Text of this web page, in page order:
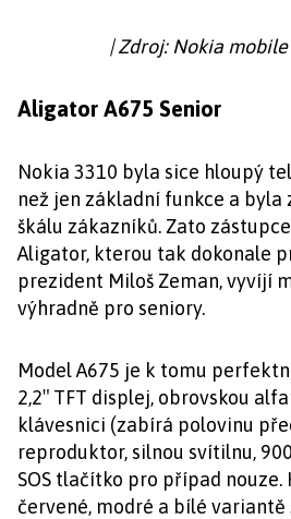
| Zdroj: Nokia
Aligator A675 Senior
Nokia 3310 byla sice hloupý
než jen základní funkce a byla
škálu zákazníků. Zato
Aligator, kterou tak dokonale
prezident Miloš Zeman, vyvíjí
výhradně pro seniory.
Model A675 je k tomu
2,2″ TFT displej, obrovskou
klávesnici (zabírá polovinu
reproduktor, silnou svítilnu,
SOS tlačítko pro případ nouze.
červené, modré a bílé variantě